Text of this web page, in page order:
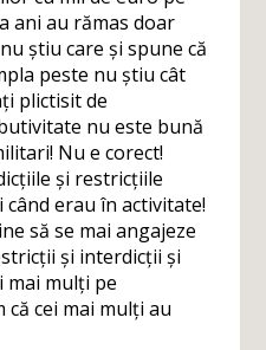
ani au rămas doar
știu care și spune că
peste nu știu cât
plictisit de
nu este bună
Nu e corect!
și restricțiile
erau în activitate!
să se mai angajeze
și interdicții și
mai mulți pe
cei mai mulți au